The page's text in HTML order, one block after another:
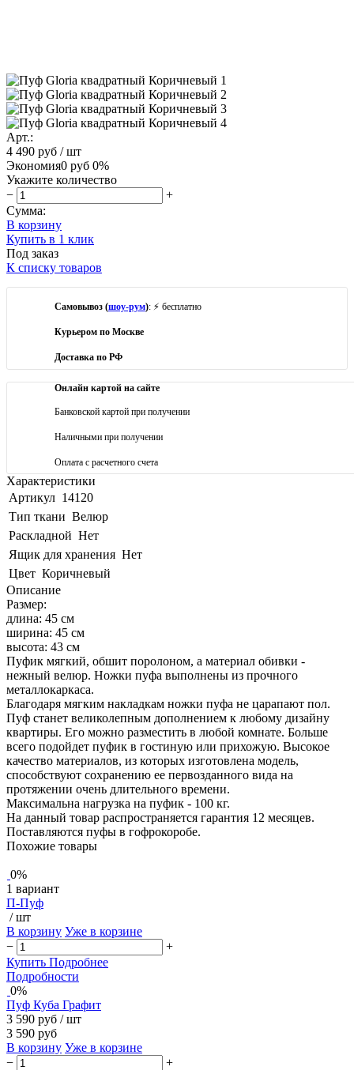
Арт.:
4 490 руб / шт
Экономия0 руб 0%
Укажите количество
−
+
Сумма:
В корзину
Купить в 1 клик
Под заказ
К списку товаров
Самовывоз (шоу-рум): ⚡ бесплатно
Курьером по Москве
Доставка по РФ
Онлайн картой на сайте
Банковской картой при получении
Наличными при получении
Оплата с расчетного счета
Характеристики
Артикул 14120
Тип ткани Велюр
Раскладной Нет
Ящик для хранения Нет
Цвет Коричневый
Описание
Размер:
длина: 45 см
ширина: 45 см
высота: 43 см
Пуфик мягкий, обшит поролоном, а материал обивки -
нежный велюр. Ножки пуфа выполнены из прочного
металлокаркаса.
Благодаря мягким накладкам ножки пуфа не царапают пол.
Пуф станет великолепным дополнением к любому дизайну
квартиры. Его можно разместить в любой комнате. Больше
всего подойдет пуфик в гостиную или прихожую. Высокое
качество материалов, из которых изготовлена модель,
способствуют сохранению ее первозданного вида на
протяжении очень длительного времени.
Максимальна нагрузка на пуфик - 100 кг.
На данный товар распространяется гарантия 12 месяцев.
Поставляются пуфы в гофрокоробе.
Похожие товары
0%
1 вариант
П-Пуф
/ шт
В корзину Уже в корзине
−
+
Купить Подробнее
Подробности
0%
Пуф Куба Графит
3 590 руб / шт
3 590 руб
В корзину Уже в корзине
−
+